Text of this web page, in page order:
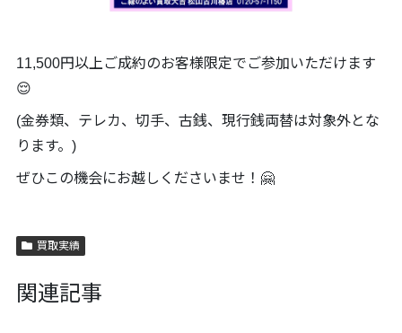
11,500円以上ご成約のお客様限定でご参加いただけます
😌
(金券類、テレカ、切手、古銭、現行銭両替は対象外とな
ります。)
ぜひこの機会にお越しくださいませ！🤗
買取実績
関連記事